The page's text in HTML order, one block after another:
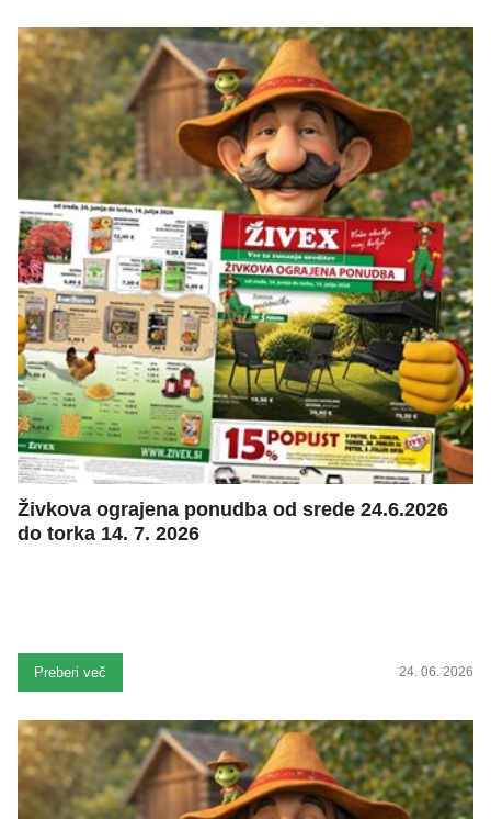
Živkova ograjena ponudba od srede 24.6.2026
do torka 14. 7. 2026
Preberi več 24. 06. 2026